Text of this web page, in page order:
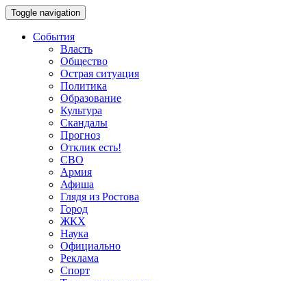
Toggle navigation
События
Власть
Общество
Острая ситуация
Политика
Образование
Культура
Скандалы
Прогноз
Отклик есть!
СВО
Армия
Афиша
Глядя из Ростова
Город
ЖКХ
Наука
Официально
Реклама
Спорт